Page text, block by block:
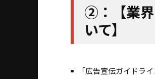
②：【業界
いて】
「広告宣伝ガイドラ